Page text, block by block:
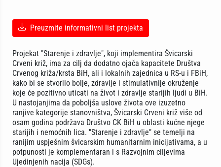
Preuzmite informativni list projekta
Projekat "Starenje i zdravlje", koji implementira Švicarski
Crveni križ, ima za cilj da dodatno ojača kapacitete Društva
Crvenog križa/krsta BiH, ali i lokalnih zajednica u RS-u i FBiH,
kako bi se stvorilo bolje, zdravije i stimulativnije okruženje
koje će pozitivno uticati na život i zdravlje starijih ljudi u BiH.
U nastojanjima da poboljša uslove života ove izuzetno
ranjive kategorije stanovništva, Švicarski Crveni križ više od
osam godina podržava Društvo CK BiH u oblasti kućne njege
starijih i nemoćnih lica. "Starenje i zdravlje" se temelji na
ranijim uspješnim švicarskim humanitarnim inicijativama, a u
potpunosti je komplementaran i s Razvojnim ciljevima
Ujedinjenih nacija (SDGs).